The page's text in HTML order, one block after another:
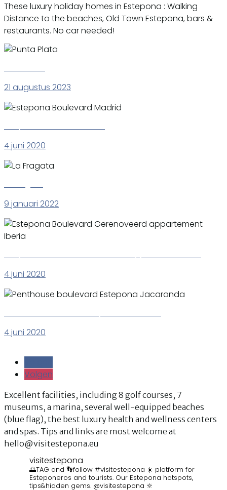
These luxury holiday homes in Estepona : Walking
Distance to the beaches, Old Town Estepona, bars &
restaurants. No car needed!
21 augustus 2023
4 juni 2020
9 januari 2022
4 juni 2020
4 juni 2020
Volgen
Excellent facilities, including 8 golf courses, 7
museums, a marina, several well-equipped beaches
(blue flag), the best luxury health and wellness centers
and spas. Tips and links are most welcome at
hello@visitestepona.eu
visitestepona
🌅TAG and 👣follow #visitestepona ☀️ platform for
Esteponeros and tourists. Our Estepona hotspots,
tips&hidden gems. @visitestepona 🔆